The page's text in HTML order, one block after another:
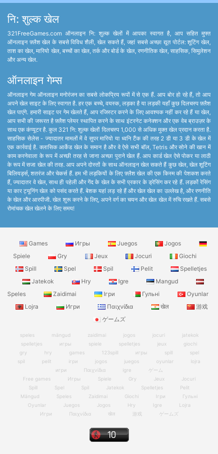
नि: शुल्क खेल
321FreeGames.com ऑनलाइन नि: शुल्क खेलों में आपका स्वागत है, आप सहित मुफ्त
ऑनलाइन फ़्लैश खेल के सबसे विविध शैली, खेल सकते हैं, जहां सबसे अच्छा द्यूत पोर्टल: शूटिंग खेल,
ताश का खेल, मारियो खेल, बच्चों का खेल, तर्क और बोर्ड के खेल, रणनीतिक खेल, साहसिक, सिमुलेशन
और अन्य खेल.
ऑनलाइन गेम्स
ऑनलाइन गेम ऑनलाइन मनोरंजन का सबसे लोकप्रिय रूपों में से एक हैं. आप बोर हो रहे हैं, तो आप
अपने खेल साइट के लिए स्वागत है. हर एक बच्चे, वयस्क, लड़का है या लड़की यहाँ कुछ दिलचस्प फ़्लैश
खेल पाएंगे. हमारी साइट पर गेम खेलते हैं, आप रजिस्टर करने के लिए आवश्यक नहीं कर रहे हैं या खेल,
आप सभी की जरूरत है फ़्लैश प्लेयर स्थापित करने के साथ इंटरनेट कनेक्शन और एक वेब ब्राउज़र के
साथ एक कंप्यूटर है. कुल 321 नि: शुल्क खेलों दिलचस्प 1,000 से अधिक मुक्त खेल प्रदान करता है.
साहसिक सेलेस - ज्यादातर मामलों में वे सुपर मारियो या ध्वनि टैंक की तरह 2 डी या 3 डी के खेल में
एक कार्रवाई है. क्लासिक आर्केड खेल के समान है और वे ऐसे सभी बॉल, Tetris और सोने की खान में
काम करनेवाला के रूप में अच्छी तरह से जाना अच्छा पुराने खेल हैं. आप कार्ड खेल ऐसे पोकर या लाठी
के रूप में सजा खेल की तरह. आप अपने दोस्तों के साथ ऑनलाइन खेल सकते हैं कुछ खेल, खेल शूटिंग
बिलियर्ड्स, शतरंज और चेकर्स हैं. हम भी लड़कियों के लिए फ़्लैश खेल की एक किस्म की पेशकश करते
हैं, ज्यादातर वे खेल, साथ ही पहेली और गेंद के खेल के सभी प्रकार के ड्रेसिंग कर रहे हैं. लड़कों रेसिंग
या कार ट्यूनिंग खेल को पसंद करते हैं. बेशक यहां लड़ रहे हैं और खेल खेल का उल्लेख है, और रणनीति
के खेल और आरपीजी. खेल शुरू करने के लिए, अपने वर्ग का चयन और खेल खेल में रुचि रखते हैं. सबसे
रोमांचक खेल खेलने के लिए समय!
Games Игры Juegos
Jogos
Spiele
Gry Jeux Jocuri
Giochi
Spill
Spel Spil Pelit
Spelletjes
Jatekok
Hry Igre
Mangud
Speles
Zaidimai Ігри Гульні
Oyunlar
Lojra
Игри Παιχνίδια खेल
游戏
ゲームズ
speles mängud zaidimai jogos jocuri
jatekok
spelletjes
игры spiele spelletjes jeux
giochi
gry
hry games 123spill игры spill
spel
spil
pelit ігри jogos juegos oyunlar
lojra
игри
Παιχνίδια igre
ゲーム
Free games
Игры Spiele Gry Jeux
Jocuri
Spill
Spel Spil Jatekok Spelletjes
Pelit
Mängud
Speles Zaidimai Giochi Ігри
Гульні
Oyunlar
Juegos Jogos Hry Igre
Lojra
Игри
Παιχνίδια खेल 游戏 ゲームズ